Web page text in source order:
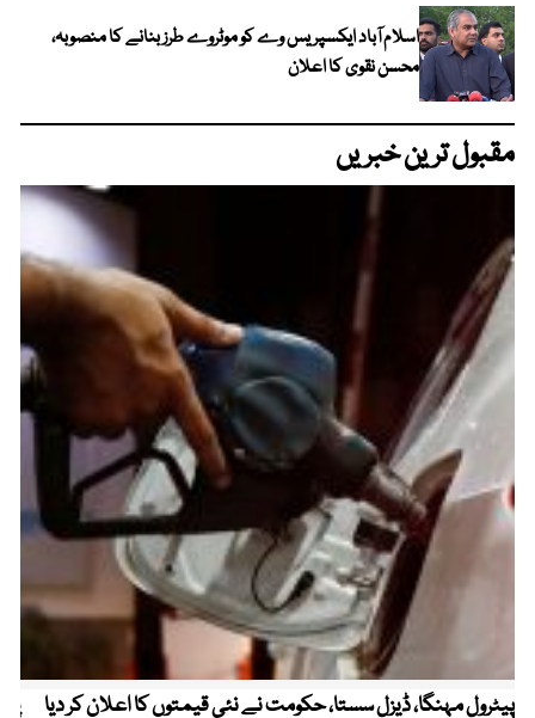
اسلام آباد ایکسپریس وے کو موٹروے طرز بنانے کا منصوبہ،
محسن نقوی کا اعلان
مقبول ترین خبریں
پیٹرول مہنگا، ڈیزل سستا، حکومت نے نئی قیمتوں کا اعلان کر دیا